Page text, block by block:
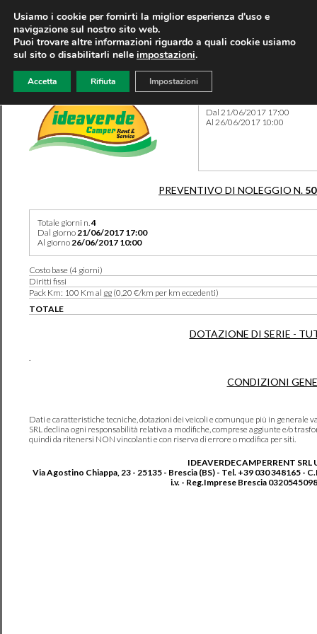
Dal 21/06/2017 17:00
Al 26/06/2017 10:00
PREVENTIVO DI NOLEGGIO N.
Totale giorni n.4
Dal giorno21/06/2017 17:00
Al giorno26/06/2017 10:00
Costo base (4 giorni)
Diritti fissi
Pack Km: 100 Km al gg (0,20 €/km per km eccedenti)
TOTALE
DOTAZIONE DI SERIE -
.
CONDIZIONI
Dati e caratteristiche tecniche, dotazioni dei veicoli e comunque più in generale
SRL declina ogni responsabilità relativa a modifiche, comprese aggiunte e/o
quindi da ritenersi NON vincolanti e con riserva di errore o modifica per siti.
IDEAVERDECAMPERRENT SRL
Via Agostino Chiappa, 23 - 25135 - Brescia (BS) - Tel. +39 030 348165 -
i.v. - Reg.Imprese Brescia
Usiamo i cookie per fornirti la miglior esperienza d'uso e
navigazione sul nostro sito web.
Puoi trovare altre informazioni riguardo a quali cookie usiamo
sul sito o disabilitarli nelle impostazioni.
Accetta Rifiuta Impostazioni